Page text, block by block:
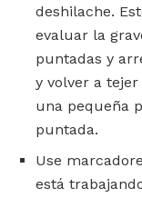
deshilache.
evaluar la
puntadas y
y volver a
una pequeña
puntada.
Use
está